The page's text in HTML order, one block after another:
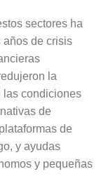
sectores ha
años de crisis
la
las condiciones
de
de
y ayudas
y pequeñas